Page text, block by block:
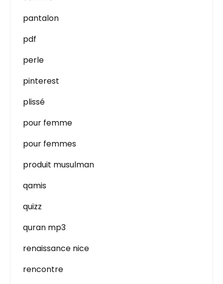
pantalon
pdf
perle
pinterest
plissé
pour femme
pour femmes
produit musulman
qamis
quizz
quran mp3
renaissance nice
rencontre